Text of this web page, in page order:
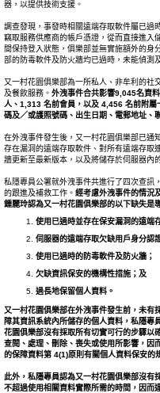
器，以提供技術支援。
調查發現，事發時相關遠端存取軟件屬已過
竊取服務供應商的帳戶憑證，從而直接進入
間保持登入狀態，俱樂部並無實施額外的身
部的防毒軟件及防火牆均已過時，未能偵測
又一村花園俱樂部為一所私人、非牟利的社
及餐飲服務。 外洩事件合共影響9,045名資
人、 1,313 名前會員，以及 4,456 名前附屬
碼及／或護照號碼、出生日期、電郵地址、
在外洩事件發生後，又一村花園俱樂部已通
存在漏洞的遠端存取軟件、對所有遠端存取
牆更新至最新版本，以及將儲存於伺服器內
私隱專員公署就外洩事件共進行了四次查訊
的跟進及補救工作。 經考慮外洩事件的情況
鍾麗玲認為又一村花園俱樂部的以下缺失是
使用已過時並存在保安漏洞的遠端
伺服器的遠端存取欠缺用戶身分認
使用已過時的防毒軟件及防火牆；
欠缺資訊保安的機構性措施；及
過長地保留個人資料。
又一村花園俱樂部在外洩事件發生前，未有
障其資訊系統內所儲存的個人資料，私隱專
花園俱樂部沒有採取所有切實可行的步驟以
查閱、處理、刪除、喪失或使用所影響，因
的保障資料第 4(1)原則有關個人資料保安的
此外，私隱專員認為又一村花園俱樂部沒有
不超過使用相關資料實際所需的時間，因而